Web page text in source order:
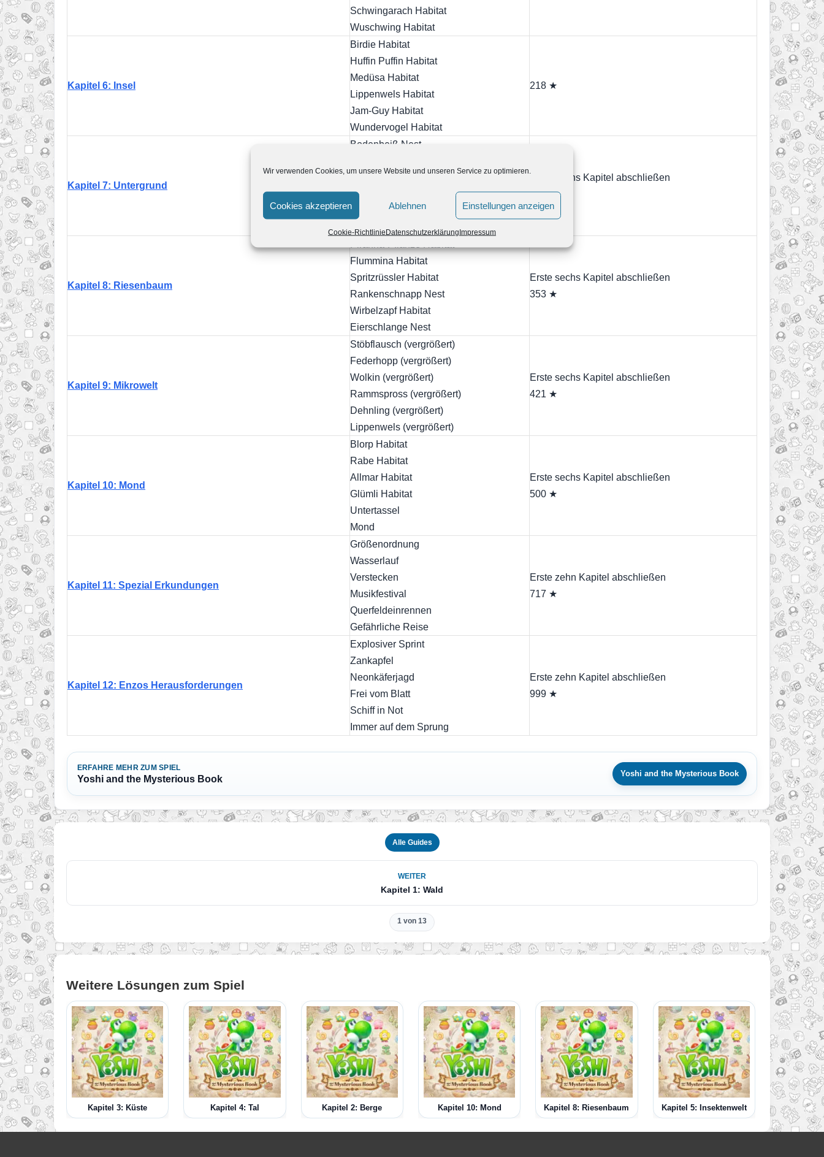
Wir verwenden Cookies, um unsere Website und unseren Service zu optimieren.
Cookies akzeptieren Ablehnen Einstellungen anzeigen
Cookie-RichtlinieDatenschutzerklärungImpressum
Schwingarach Habitat
Wuschwing Habitat
Kapitel 6: Insel
Birdie Habitat
Huffin Puffin Habitat
Medüsa Habitat
Lippenwels Habitat
Jam-Guy Habitat
Wundervogel Habitat
218 ★
Kapitel 7: Untergrund
Bodenbeiß Nest
Klaista Habitat
Wabaga Habitat
Wüsterich Domain
Erste sechs Kapitel abschließen
285 ★
Kapitel 8: Riesenbaum
Flummina Habitat
Spritzrüssler Habitat
Rankenschnapp Nest
Wirbelzapf Habitat
Eierschlange Nest
Erste sechs Kapitel abschließen
353 ★
Kapitel 9: Mikrowelt
Stöbflausch (vergrößert)
Federhopp (vergrößert)
Wolkin (vergrößert)
Rammspross (vergrößert)
Dehnling (vergrößert)
Lippenwels (vergrößert)
Erste sechs Kapitel abschließen
421 ★
Kapitel 10: Mond
Blorp Habitat
Rabe Habitat
Allmar Habitat
Glümli Habitat
Untertassel
Mond
Erste sechs Kapitel abschließen
500 ★
Kapitel 11: Spezial Erkundungen
Größenordnung
Wasserlauf
Verstecken
Musikfestival
Querfeldeinrennen
Gefährliche Reise
Erste zehn Kapitel abschließen
717 ★
Kapitel 12: Enzos Herausforderungen
Explosiver Sprint
Zankapfel
Neonkäferjagd
Frei vom Blatt
Schiff in Not
Immer auf dem Sprung
Erste zehn Kapitel abschließen
999 ★
ERFAHRE MEHR ZUM SPIEL
Yoshi and the Mysterious Book
Yoshi and the Mysterious Book
Alle Guides
WEITER
Kapitel 1: Wald
1 von 13
Weitere Lösungen zum Spiel
Kapitel 3: Küste Kapitel 4: Tal Kapitel 2: Berge Kapitel 10: Mond Kapitel 8: Riesenbaum Kapitel 5: Insektenwelt